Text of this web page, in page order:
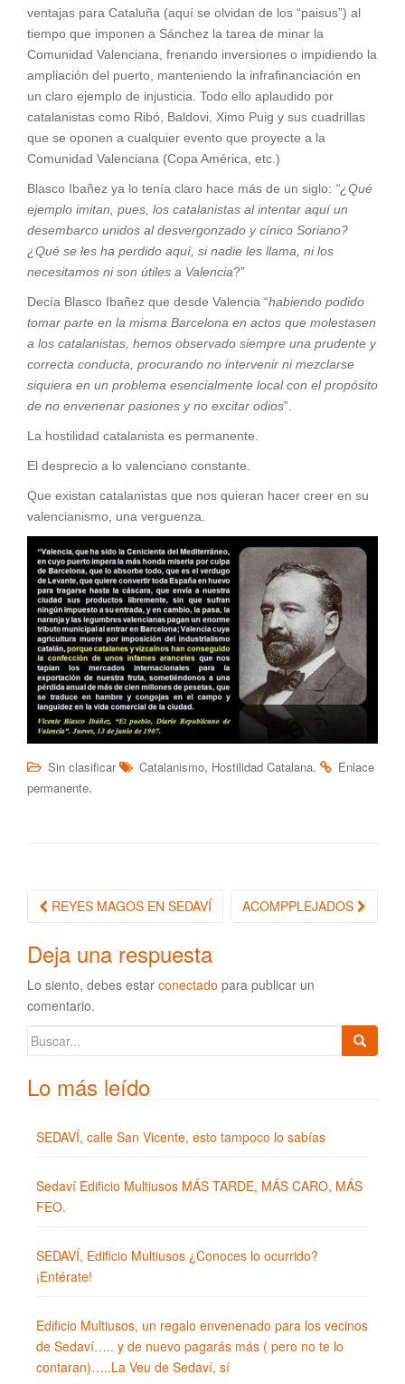
ventajas para Cataluña (aquí se olvidan de los “paisus”) al
tiempo que imponen a Sánchez la tarea de minar la
Comunidad Valenciana, frenando inversiones o impidiendo la
ampliación del puerto, manteniendo la infrafinanciación en
un claro ejemplo de injusticia. Todo ello aplaudido por
catalanistas como Ribó, Baldovi, Ximo Puig y sus cuadrillas
que se oponen a cualquier evento que proyecte a la
Comunidad Valenciana (Copa América, etc.)
Blasco Ibañez ya lo tenía claro hace más de un siglo: “¿Qué
ejemplo imitan, pues, los catalanistas al intentar aquí un
desembarco unidos al desvergonzado y cínico Soriano?
¿Qué se les ha perdido aquí, si nadie les llama, ni los
necesitamos ni son útiles a Valencia?”
Decía Blasco Ibañez que desde Valencia “habiendo podido
tomar parte en la misma Barcelona en actos que molestasen
a los catalanistas, hemos observado siempre una prudente y
correcta conducta, procurando no intervenir ni mezclarse
siquiera en un problema esencialmente local con el propósito
de no envenenar pasiones y no excitar odios”.
La hostilidad catalanista es permanente.
El desprecio a lo valenciano constante.
Que existan catalanistas que nos quieran hacer creer en su
valencianismo, una verguenza.
Sin clasificar Catalanismo, Hostilidad Catalana.
Enlace
permanente.
Navegación de la entrada
REYES MAGOS EN SEDAVÍ ACOMPPLEJADOS
Deja una respuesta
Lo siento, debes estar conectado para publicar un
comentario.
Buscar:
Lo más leído
SEDAVÍ, calle San Vicente, esto tampoco lo sabías
Sedaví Edificio Multiusos MÁS TARDE, MÁS CARO, MÁS
FEO.
SEDAVÍ, Edificio Multiusos ¿Conoces lo ocurrido?
¡Entérate!
Edificio Multiusos, un regalo envenenado para los vecinos
de Sedaví….. y de nuevo pagarás más ( pero no te lo
contaran)…..La Veu de Sedaví, sí